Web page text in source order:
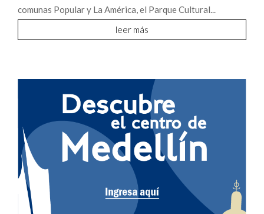
comunas Popular y La América, el Parque Cultural...
leer más